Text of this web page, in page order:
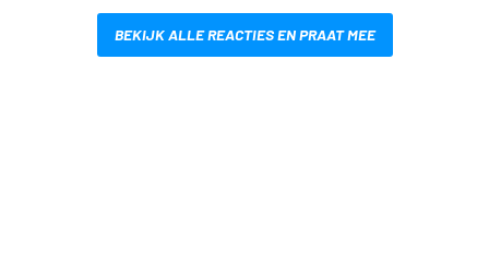
BEKIJK ALLE REACTIES EN PRAAT MEE